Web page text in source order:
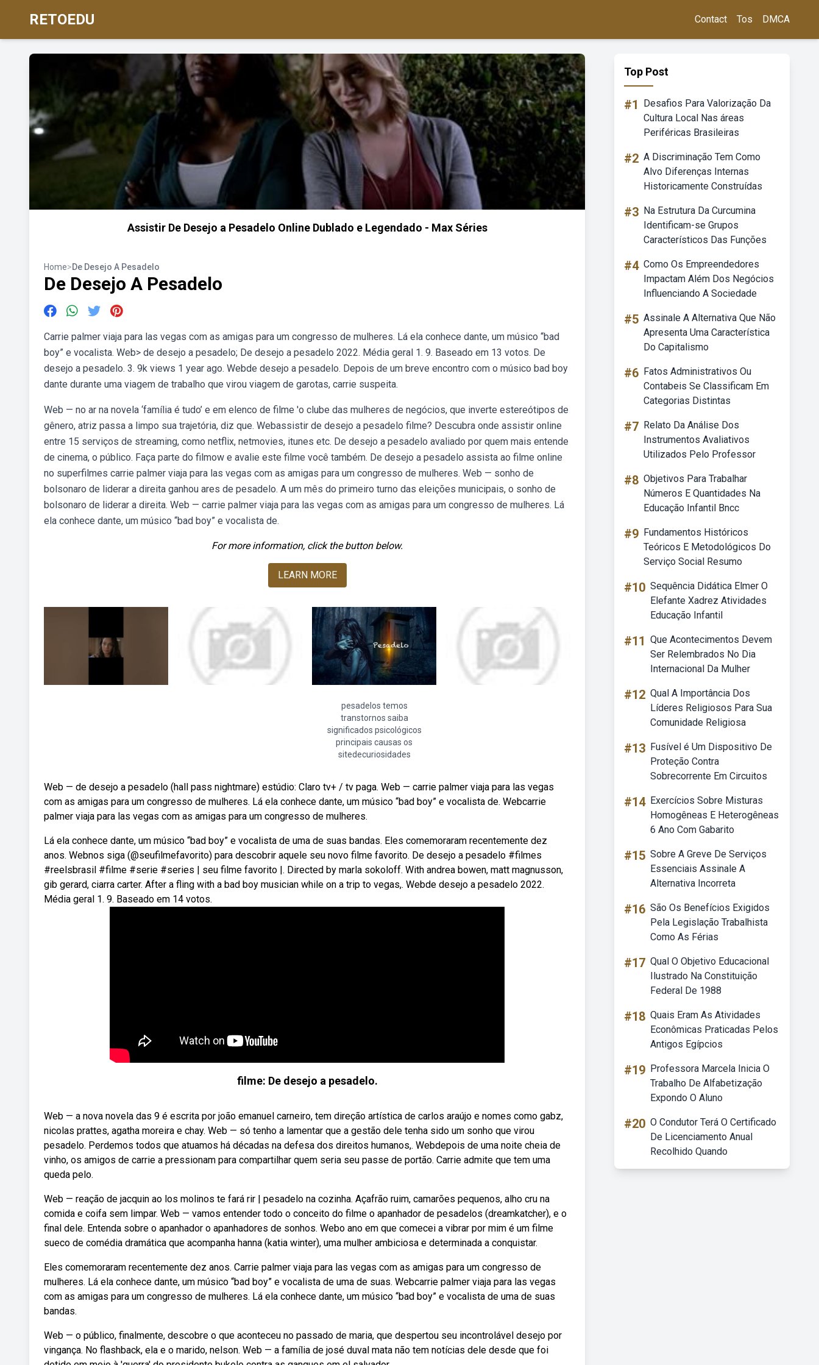
RETOEDU Contact Tos DMCA
Assistir De Desejo a Pesadelo Online Dublado e Legendado - Max Séries
Home>De Desejo A Pesadelo
De Desejo A Pesadelo
Carrie palmer viaja para las vegas com as amigas para um congresso de mulheres. Lá ela conhece dante, um músico “bad
boy” e vocalista. Web> de desejo a pesadelo; De desejo a pesadelo 2022. Média geral 1. 9. Baseado em 13 votos. De
desejo a pesadelo. 3. 9k views 1 year ago. Webde desejo a pesadelo. Depois de um breve encontro com o músico bad boy
dante durante uma viagem de trabalho que virou viagem de garotas, carrie suspeita.
Web — no ar na novela ‘família é tudo’ e em elenco de filme 'o clube das mulheres de negócios, que inverte estereótipos de
gênero, atriz passa a limpo sua trajetória, diz que. Webassistir de desejo a pesadelo filme? Descubra onde assistir online
entre 15 serviços de streaming, como netflix, netmovies, itunes etc. De desejo a pesadelo avaliado por quem mais entende
de cinema, o público. Faça parte do filmow e avalie este filme você também. De desejo a pesadelo assista ao filme online
no superfilmes carrie palmer viaja para las vegas com as amigas para um congresso de mulheres. Web — sonho de
bolsonaro de liderar a direita ganhou ares de pesadelo. A um mês do primeiro turno das eleições municipais, o sonho de
bolsonaro de liderar a direita. Web — carrie palmer viaja para las vegas com as amigas para um congresso de mulheres. Lá
ela conhece dante, um músico “bad boy” e vocalista de.
For more information, click the button below.
LEARN MORE
pesadelos temos
transtornos saiba
significados psicológicos
principais causas os
sitedecuriosidades
Web — de desejo a pesadelo (hall pass nightmare) estúdio: Claro tv+ / tv paga. Web — carrie palmer viaja para las vegas
com as amigas para um congresso de mulheres. Lá ela conhece dante, um músico “bad boy” e vocalista de. Webcarrie
palmer viaja para las vegas com as amigas para um congresso de mulheres.
Lá ela conhece dante, um músico “bad boy” e vocalista de uma de suas bandas. Eles comemoraram recentemente dez
anos. Webnos siga (@seufilmefavorito) para descobrir aquele seu novo filme favorito. De desejo a pesadelo #filmes
#reelsbrasil #filme #serie #series | seu filme favorito |. Directed by marla sokoloff. With andrea bowen, matt magnusson,
gib gerard, ciarra carter. After a fling with a bad boy musician while on a trip to vegas,. Webde desejo a pesadelo 2022.
Média geral 1. 9. Baseado em 14 votos.
filme: De desejo a pesadelo.
Web — a nova novela das 9 é escrita por joão emanuel carneiro, tem direção artística de carlos araújo e nomes como gabz,
nicolas prattes, agatha moreira e chay. Web — só tenho a lamentar que a gestão dele tenha sido um sonho que virou
pesadelo. Perdemos todos que atuamos há décadas na defesa dos direitos humanos,. Webdepois de uma noite cheia de
vinho, os amigos de carrie a pressionam para compartilhar quem seria seu passe de portão. Carrie admite que tem uma
queda pelo.
Web — reação de jacquin ao los molinos te fará rir | pesadelo na cozinha. Açafrão ruim, camarões pequenos, alho cru na
comida e coifa sem limpar. Web — vamos entender todo o conceito do filme o apanhador de pesadelos (dreamkatcher), e o
final dele. Entenda sobre o apanhador o apanhadores de sonhos. Webo ano em que comecei a vibrar por mim é um filme
sueco de comédia dramática que acompanha hanna (katia winter), uma mulher ambiciosa e determinada a conquistar.
Eles comemoraram recentemente dez anos. Carrie palmer viaja para las vegas com as amigas para um congresso de
mulheres. Lá ela conhece dante, um músico “bad boy” e vocalista de uma de suas. Webcarrie palmer viaja para las vegas
com as amigas para um congresso de mulheres. Lá ela conhece dante, um músico “bad boy” e vocalista de uma de suas
bandas.
Web — o público, finalmente, descobre o que aconteceu no passado de maria, que despertou seu incontrolável desejo por
vingança. No flashback, ela e o marido, nelson. Web — a família de josé duval mata não tem notícias dele desde que foi
Top Post
#1
Desafios Para Valorização Da
Cultura Local Nas áreas
Periféricas Brasileiras
#2 A Discriminação Tem Como
Alvo Diferenças Internas
Historicamente Construídas
#3 Na Estrutura Da Curcumina
Identificam-se Grupos
Característicos Das Funções
#4 Como Os Empreendedores
Impactam Além Dos Negócios
Influenciando A Sociedade
#5 Assinale A Alternativa Que Não
Apresenta Uma Característica
Do Capitalismo
#6 Fatos Administrativos Ou
Contabeis Se Classificam Em
Categorias Distintas
#7 Relato Da Análise Dos
Instrumentos Avaliativos
Utilizados Pelo Professor
#8 Objetivos Para Trabalhar
Números E Quantidades Na
Educação Infantil Bncc
#9 Fundamentos Históricos
Teóricos E Metodológicos Do
Serviço Social Resumo
#10 Sequência Didática Elmer O
Elefante Xadrez Atividades
Educação Infantil
#11 Que Acontecimentos Devem
Ser Relembrados No Dia
Internacional Da Mulher
#12 Qual A Importância Dos
Líderes Religiosos Para Sua
Comunidade Religiosa
#13 Fusível é Um Dispositivo De
Proteção Contra
Sobrecorrente Em Circuitos
#14 Exercícios Sobre Misturas
Homogêneas E Heterogêneas
6 Ano Com Gabarito
#15 Sobre A Greve De Serviços
Essenciais Assinale A
Alternativa Incorreta
#16 São Os Benefícios Exigidos
Pela Legislação Trabalhista
Como As Férias
#17 Qual O Objetivo Educacional
Ilustrado Na Constituição
Federal De 1988
#18 Quais Eram As Atividades
Econômicas Praticadas Pelos
Antigos Egípcios
#19 Professora Marcela Inicia O
Trabalho De Alfabetização
Expondo O Aluno
#20 O Condutor Terá O Certificado
De Licenciamento Anual
Recolhido Quando